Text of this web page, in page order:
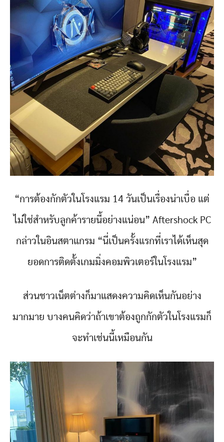
“การต้องกักตัวในโรงแรม 14 วันเป็นเรื่องน่าเบื่อ แต่
ไม่ใช่สำหรับลูกค้ารายนี้อย่างแน่อน” Aftershock PC
กล่าวในอินสตาแกรม “นี่เป็นครั้งแรกที่เราได้เห็นสุด
ยอดการติดตั้งเกมมิ่งคอมพิวเตอร์ในโรงแรม”
ส่วนชาวเน็ตต่างก็มาแสดงความคิดเห็นกันอย่าง
มากมาย บางคนคิดว่าถ้าเขาต้องถูกกักตัวในโรงแรมก็
จะทำเช่นนี้เหมือนกัน